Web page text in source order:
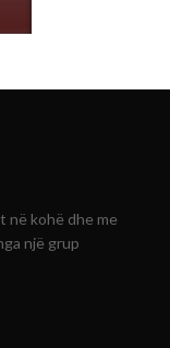
në kohë dhe me
një grup